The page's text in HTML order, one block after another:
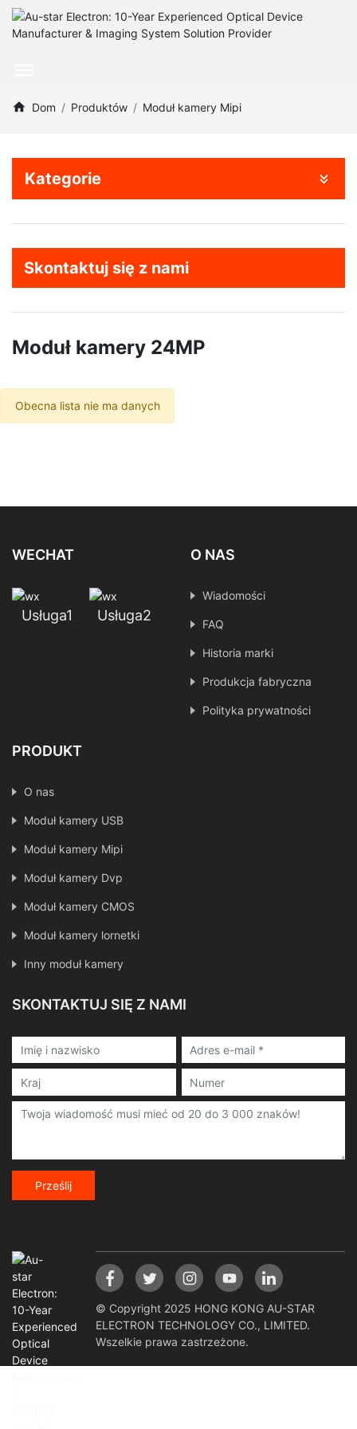
Dom Produktów Moduł kamery Mipi
Kategorie
Skontaktuj się z nami
Moduł kamery 24MP
Obecna lista nie ma danych
WECHAT
Usługa1 Usługa2
O NAS
Wiadomości
FAQ
Historia marki
Produkcja fabryczna
Polityka prywatności
PRODUKT
O nas
Moduł kamery USB
Moduł kamery Mipi
Moduł kamery Dvp
Moduł kamery CMOS
Moduł kamery lornetki
Inny moduł kamery
SKONTAKTUJ SIĘ Z NAMI
Prześlij
© Copyright 2025 HONG KONG AU-STAR
ELECTRON TECHNOLOGY CO., LIMITED.
Wszelkie prawa zastrzeżone.